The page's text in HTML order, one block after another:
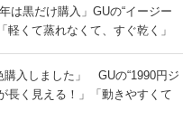
は黒だけ購入」GUの“イージー
くて蒸れなくて、すぐ乾く」
購入しました」 GUの“1990円ジ
長く見える！」「動きやすくて